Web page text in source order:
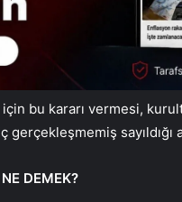
bu kararı vermesi,
sayıldığı
DEMEK?